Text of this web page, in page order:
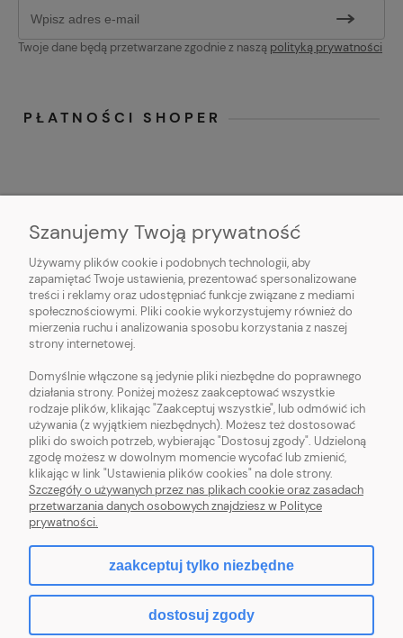
Twoje dane będą przetwarzane zgodnie z naszą polityką prywatności
PŁATNOŚCI SHOPER
O NAS
OBSŁUGA KLIENTA
MOJE KONTO
Sklep z włóczką. Internetowa pasmanteria. Włóczki wełniane. Włóczki
bawełniane. Tanie włóczki. Włóczki ręcznie farbowane.
Szanujemy Twoją prywatność
Używamy plików cookie i podobnych technologii, aby
zapamiętać Twoje ustawienia, prezentować spersonalizowane
treści i reklamy oraz udostępniać funkcje związane z mediami
społecznościowymi. Pliki cookie wykorzystujemy również do
mierzenia ruchu i analizowania sposobu korzystania z naszej
strony internetowej.
Domyślnie włączone są jedynie pliki niezbędne do poprawnego
działania strony. Poniżej możesz zaakceptować wszystkie
rodzaje plików, klikając "Zaakceptuj wszystkie", lub odmówić ich
używania (z wyjątkiem niezbędnych). Możesz też dostosować
pliki do swoich potrzeb, wybierając "Dostosuj zgody". Udzieloną
zgodę możesz w dowolnym momencie wycofać lub zmienić,
klikając w link "Ustawienia plików cookies" na dole strony.
Szczegóły o używanych przez nas plikach cookie oraz zasadach
przetwarzania danych osobowych znajdziesz w Polityce
prywatności.
zaakceptuj tylko niezbędne
dostosuj zgody